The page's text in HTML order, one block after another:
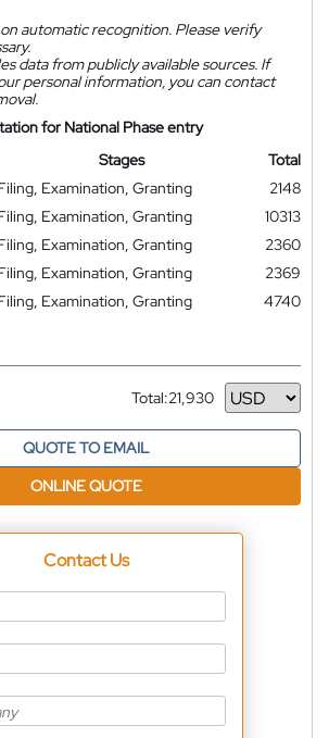
automatic recognition. Please verify
data from publicly available sources. If
personal information, you can contact
for National Phase entry
Stages
Total
Examination, Granting
2148
Examination, Granting
10313
Examination, Granting
2360
Examination, Granting
2369
Examination, Granting
4740
Total:21,930
Currency
QUOTE TO EMAIL
ONLINE QUOTE
Contact Us